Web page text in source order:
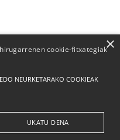
cookie-fitxategiak
NEURKETARAKO COOKIEAK
UKATU DENA
×